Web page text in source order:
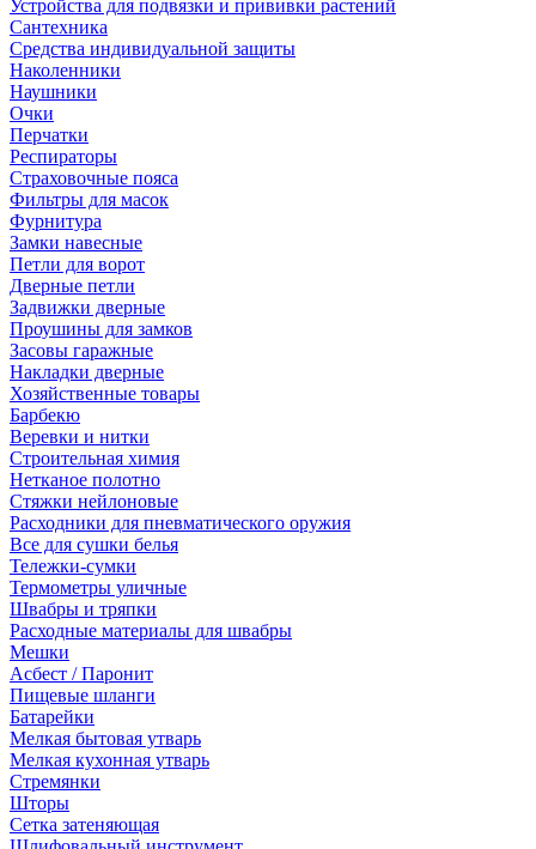
Устройства для подвязки и прививки растений
Сантехника
Средства индивидуальной защиты
Наколенники
Наушники
Очки
Перчатки
Респираторы
Страховочные пояса
Фильтры для масок
Фурнитура
Замки навесные
Петли для ворот
Дверные петли
Задвижки дверные
Проушины для замков
Засовы гаражные
Накладки дверные
Хозяйственные товары
Барбекю
Веревки и нитки
Строительная химия
Нетканое полотно
Стяжки нейлоновые
Расходники для пневматического оружия
Все для сушки белья
Тележки-сумки
Термометры уличные
Швабры и тряпки
Расходные материалы для швабры
Мешки
Асбест / Паронит
Пищевые шланги
Батарейки
Мелкая бытовая утварь
Мелкая кухонная утварь
Стремянки
Шторы
Сетка затеняющая